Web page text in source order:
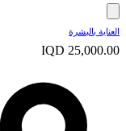
العناية بالبشرة
IQD 25,000.00